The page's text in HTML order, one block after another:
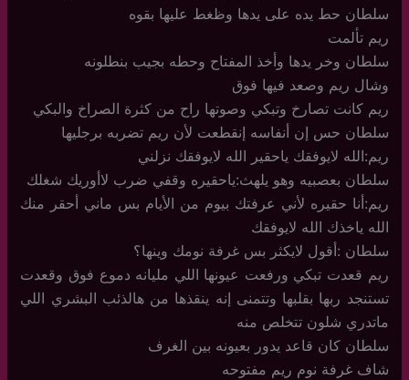
سلطان حط يده على يدها وظغط عليها بقوه
ريم تألمت
سلطان وخر يدها وأخذ المفتاح وحطه بجيب بنطلونه
وشال ريم وصعد فيها فوق
ريم كانت تصارخ وتبكي وصوتها راح من كثرة الصراخ والبكي
سلطان حس إن أنفاسه إنقطعت لأن ريم تضربه برجليها
ريم:الله لايوفقك ياحقير الله لايوفقك نزلني
سلطان بعصبيه وهو يلهث:ياحقيره وقفي ضرب لاأوريك شغلك
ريم:أنا حقيره لأني عرفتك بيوم من الأيام بس ماني أحقر منك
الله ياخذك الله لايوفقك
سلطان :أقول لايكثر بس غرفة نومك وينها؟
ريم قعدت تبكي ورفعت عيونها اللي مليانه دموع فوق وقعدت
تستنجد ربها بقلبها وتتمنى إنه ينقذها من هالذئب البشري اللي
ماتدري شلون تتخلص منه
سلطان كان قاعد يدور بعيونه بين الغرف
شاف غرفة نوم ريم مفتوحه